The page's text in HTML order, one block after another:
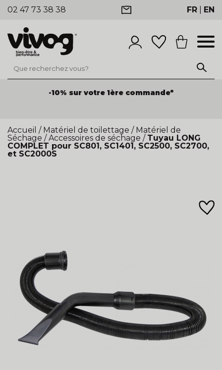
02 47 73 38 38 FR EN
-10% sur votre 1ère commande*
Accueil / Matériel de toilettage / Matériel de
Séchage / Accessoires de séchage / Tuyau LONG
COMPLET pour SC801, SC1401, SC2500, SC2700,
et SC2000S